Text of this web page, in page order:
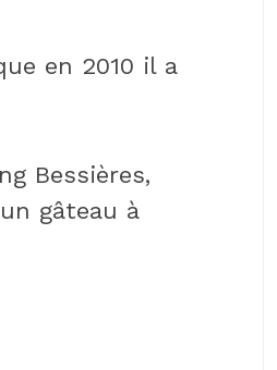
en 2010 il a
Bessières,
gâteau à